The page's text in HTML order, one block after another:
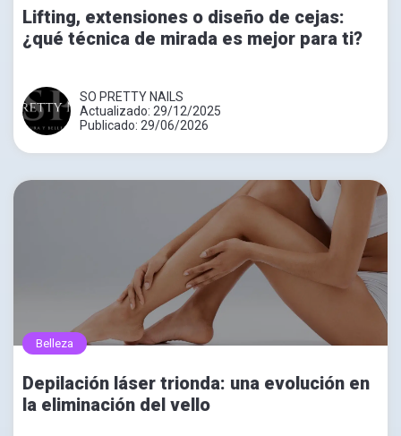
Lifting, extensiones o diseño de cejas:
¿qué técnica de mirada es mejor para ti?
SO PRETTY NAILS
Actualizado: 29/12/2025
Publicado: 29/06/2026
Belleza
Depilación láser trionda: una evolución en
la eliminación del vello